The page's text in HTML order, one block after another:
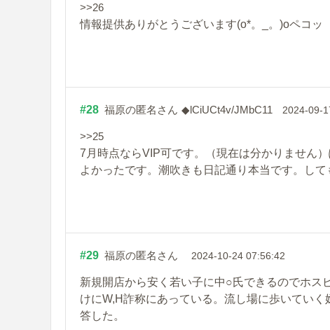
>>26
情報提供ありがとうございます(o*。_。)oペコッ
#28 福原の匿名さん ◆lCiUCt4v/JMbC11 2024-09-
>>25
7月時点ならVIP可です。（現在は分かりません
よかったです。潮吹きも日記通り本当です。し
#29 福原の匿名さん 2024-10-24 07:56:42
新規開店から安く若い子に中○氏できるのでホス
けにW,H詐称にあっている。流し場に歩いてい
答した。